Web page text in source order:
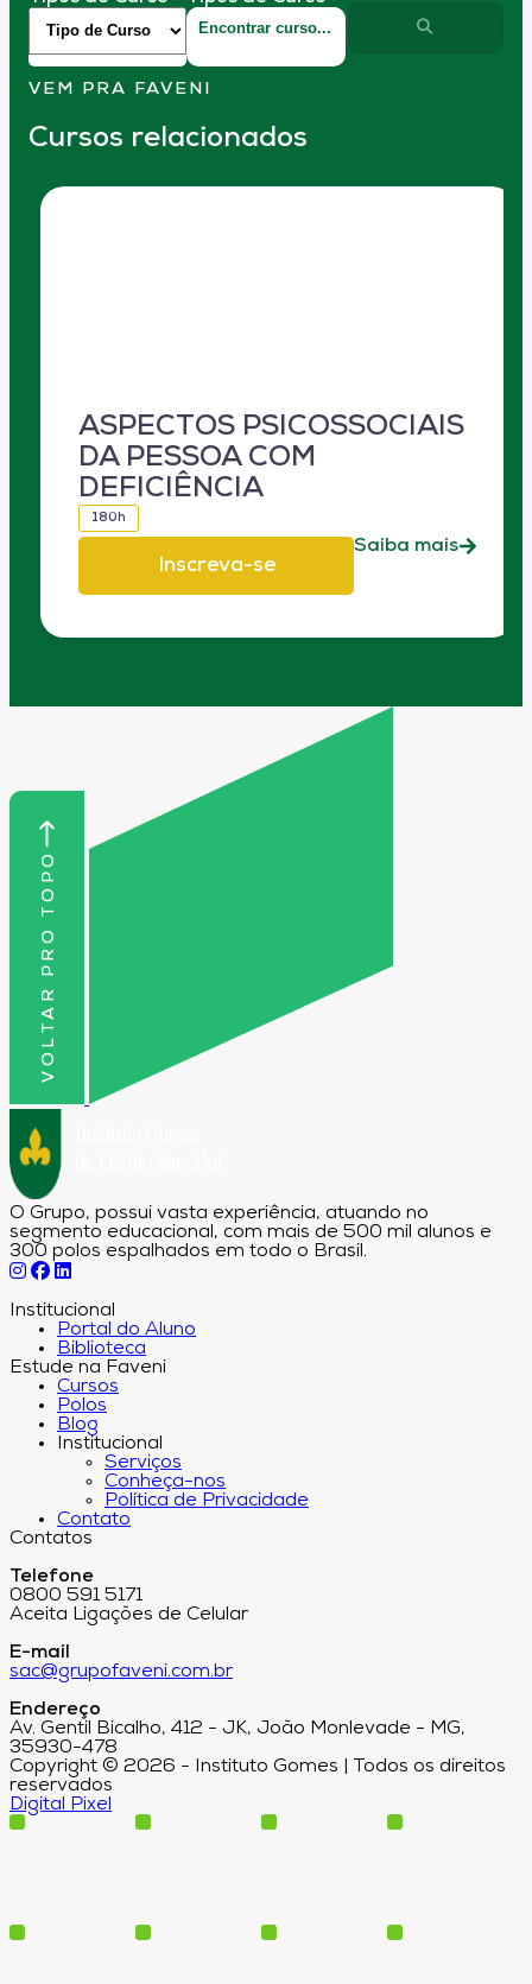
VEM PRA FAVENI
Cursos relacionados
ASPECTOS PSICOSSOCIAIS
DA PESSOA COM
DEFICIÊNCIA
180h
Inscreva-se
Saiba mais
VOLTAR PRO TOPO
O Grupo, possui vasta experiência, atuando no
segmento educacional, com mais de 500 mil alunos e
300 polos espalhados em todo o Brasil.
Institucional
Portal do Aluno
Biblioteca
Estude na Faveni
Cursos
Polos
Blog
Institucional
Serviços
Conheça-nos
Política de Privacidade
Contato
Contatos
Telefone
0800 591 5171
Aceita Ligações de Celular
E-mail
sac@grupofaveni.com.br
Endereço
Av. Gentil Bicalho, 412 - JK, João Monlevade - MG,
35930-478
Copyright © 2026 - Instituto Gomes | Todos os direitos
reservados
Digital Pixel